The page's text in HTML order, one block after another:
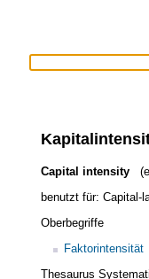
Capital intensity
benutzt für: Capital-
Oberbegriffe
Faktorintensität
Thesaurus